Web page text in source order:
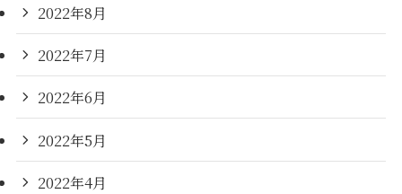
2022年8月
2022年7月
2022年6月
2022年5月
2022年4月